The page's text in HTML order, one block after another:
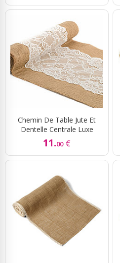
Chemin De Table Jute Et
Dentelle Centrale Luxe
11.00 €